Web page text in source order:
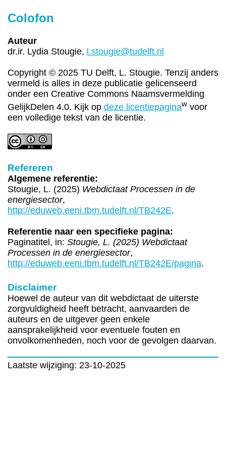
Colofon
Auteur
dr.ir. Lydia Stougie, l.stougie@tudelft.nl
Copyright © 2025 TU Delft, L. Stougie. Tenzij anders
vermeld is alles in deze publicatie gelicenseerd
onder een Creative Commons Naamsvermelding
GelijkDelen 4.0. Kijk op deze licentiepaginaw voor
een volledige tekst van de licentie.
Refereren
Algemene referentie:
Stougie, L. (2025) Webdictaat Processen in de
energiesector,
http://eduweb.eeni.tbm.tudelft.nl/TB242E.
Referentie naar een specifieke pagina:
Paginatitel, in: Stougie, L. (2025) Webdictaat
Processen in de energiesector,
http://eduweb.eeni.tbm.tudelft.nl/TB242E/pagina.
Disclaimer
Hoewel de auteur van dit webdictaat de uiterste
zorgvuldigheid heeft betracht, aanvaarden de
auteurs en de uitgever geen enkele
aansprakelijkheid voor eventuele fouten en
onvolkomenheden, noch voor de gevolgen daarvan.
Laatste wijziging: 23-10-2025